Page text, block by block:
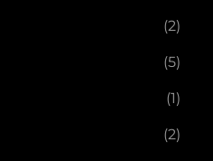
(2)
(5)
(1)
(2)